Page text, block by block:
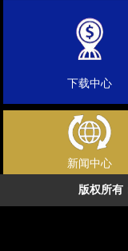
下载中心
新闻中心
版权所有